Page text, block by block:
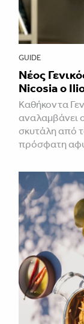
GUIDE
Νέος
Nicosia ο
Καθήκοντα
αναλαμβάνει
σκυτάλη από
πρόσφατη